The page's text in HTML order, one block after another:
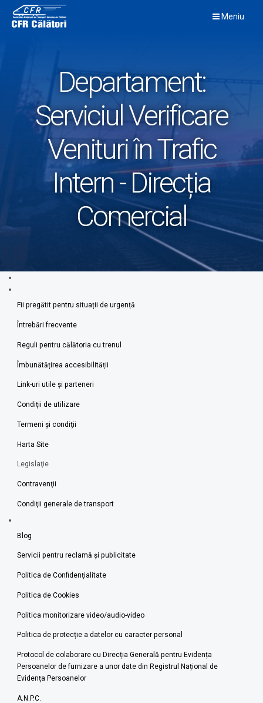
content
Meniu
Departament:
Serviciul Verificare
Venituri în Trafic
Intern - Direcția
Comercial
Fii pregătit pentru situații de urgență
Întrebări frecvente
Reguli pentru călătoria cu trenul
Îmbunătățirea accesibilității
Link-uri utile şi parteneri
Condiţii de utilizare
Termeni şi condiţii
Harta Site
Legislaţie
Contravenţii
Condiţii generale de transport
Blog
Servicii pentru reclamă și publicitate
Politica de Confidenţialitate
Politica de Cookies
Politica monitorizare video/audio-video
Politica de protecție a datelor cu caracter personal
Protocol de colaborare cu Direcția Generală pentru Evidența
Persoanelor de furnizare a unor date din Registrul Național de
Evidența Persoanelor
A.N.P.C.